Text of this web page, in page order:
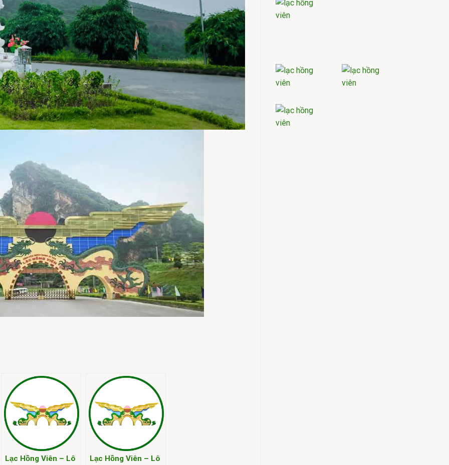
Lạc Hồng Viên – Lô
Lạc Hồng Viên – Lô